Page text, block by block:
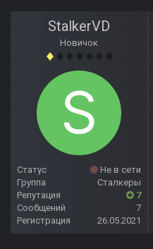
StalkerVD
Новичок
Статус
Не в сети
Группа
Сталкеры
Репутация
7
Сообщений
7
Регистрация
26.05.2021